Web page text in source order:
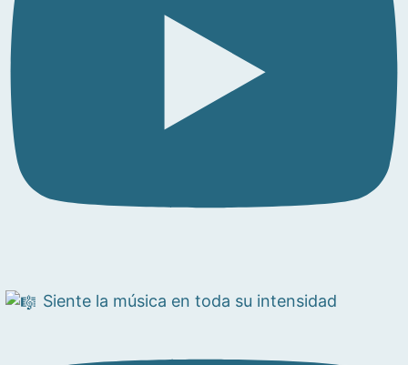
Siente la música en toda su intensidad